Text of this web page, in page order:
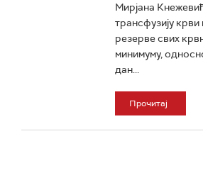
Мирјана
трансфузију
резерве свих
минимуму,
дан...
Прочитај